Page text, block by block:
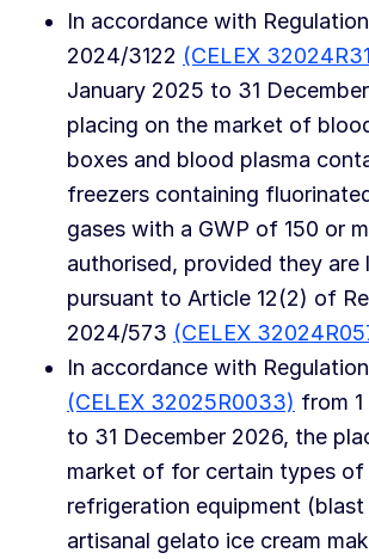
In accordance with
2024/3122 (CELEX
January 2025 to 31
placing on the market of
boxes and blood plasma
freezers containing
gases with a GWP of 150 or
authorised, provided they are
pursuant to Article 12(2) of
2024/573 (CELEX
In accordance with
(CELEX 32025R0033) from
to 31 December 2026, the
market of for certain types
refrigeration equipment
artisanal gelato ice cream